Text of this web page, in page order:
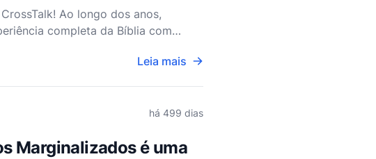
Ao longo dos anos,
completa da Bíblia com
Leia mais
há 499 dias
Marginalizados é uma